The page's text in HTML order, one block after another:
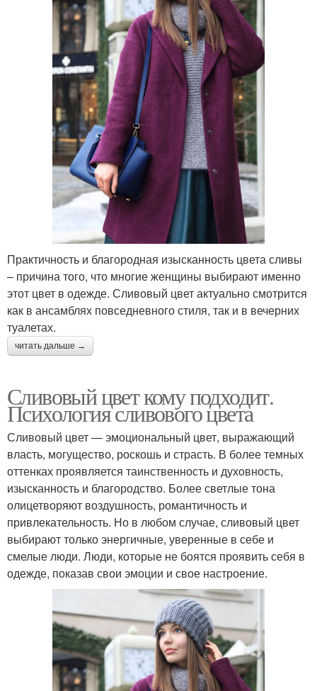
Практичность и благородная изысканность цвета сливы
– причина того, что многие женщины выбирают именно
этот цвет в одежде. Сливовый цвет актуально смотрится
как в ансамблях повседневного стиля, так и в вечерних
туалетах.
читать дальше →
Сливовый цвет кому подходит.
Психология сливового цвета
Сливовый цвет — эмоциональный цвет, выражающий
власть, могущество, роскошь и страсть. В более темных
оттенках проявляется таинственность и духовность,
изысканность и благородство. Более светлые тона
олицетворяют воздушность, романтичность и
привлекательность. Но в любом случае, сливовый цвет
выбирают только энергичные, уверенные в себе и
смелые люди. Люди, которые не боятся проявить себя в
одежде, показав свои эмоции и свое настроение.